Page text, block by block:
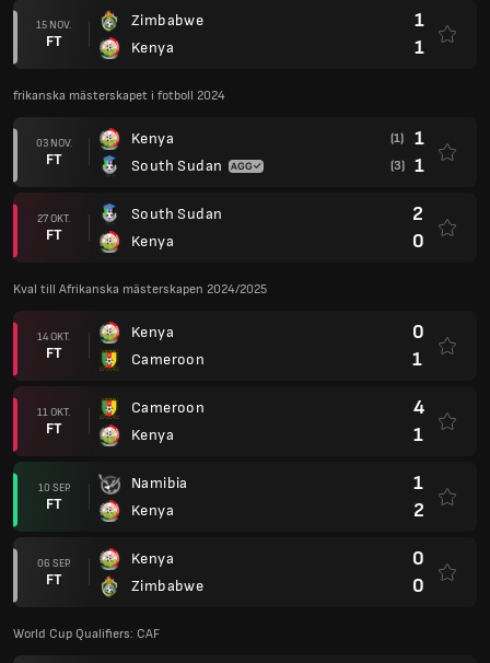
15 NOV.
FT
Zimbabwe
Kenya
1
1
frikanska mästerskapet i fotboll 2024
03 NOV.
FT
Kenya
South Sudan
(1) 1
(3) 1
27 OKT.
FT
South Sudan
Kenya
2
0
Kval till Afrikanska mästerskapen 2024/2025
14 OKT.
FT
Kenya
Cameroon
0
1
11 OKT.
FT
Cameroon
Kenya
4
1
10 SEP.
FT
Namibia
Kenya
1
2
06 SEP.
FT
Kenya
Zimbabwe
0
0
World Cup Qualifiers: CAF